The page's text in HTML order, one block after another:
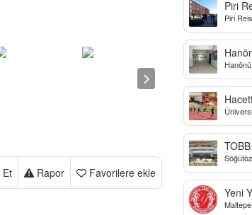
Favorilere ekle
Rapor
Et
Piri
Piri
Sokak,
Yo,
Yeni
ve